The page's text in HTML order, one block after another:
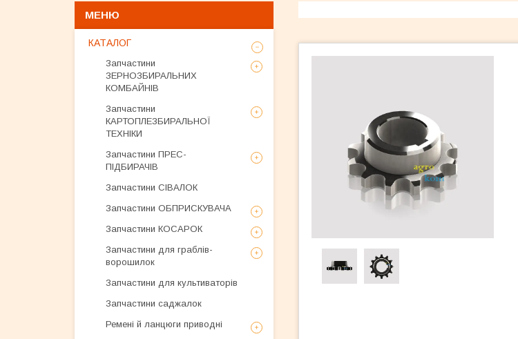
КАТАЛОГ
Запчастини
ЗЕРНОЗБИРАЛЬНИХ
КОМБАЙНІВ
Запчастини
КАРТОПЛЕЗБИРАЛЬНОЇ
ТЕХНІКИ
Запчастини ПРЕС-
ПІДБИРАЧІВ
Запчастини СІВАЛОК
Запчастини ОБПРИСКУВАЧА
Запчастини КОСАРОК
Запчастини для граблів-
ворошилок
Запчастини для культиваторів
Запчастини саджалок
Ремені й ланцюги приводні